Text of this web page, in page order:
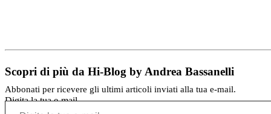
Scopri di più da Hi-Blog by Andrea Bassanelli
Abbonati per ricevere gli ultimi articoli inviati alla tua e-mail.
Digita la tua e-mail...